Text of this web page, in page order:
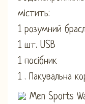
містить:
1 розумний
1 шт. USB
1 посібник
1 . Пакувальна